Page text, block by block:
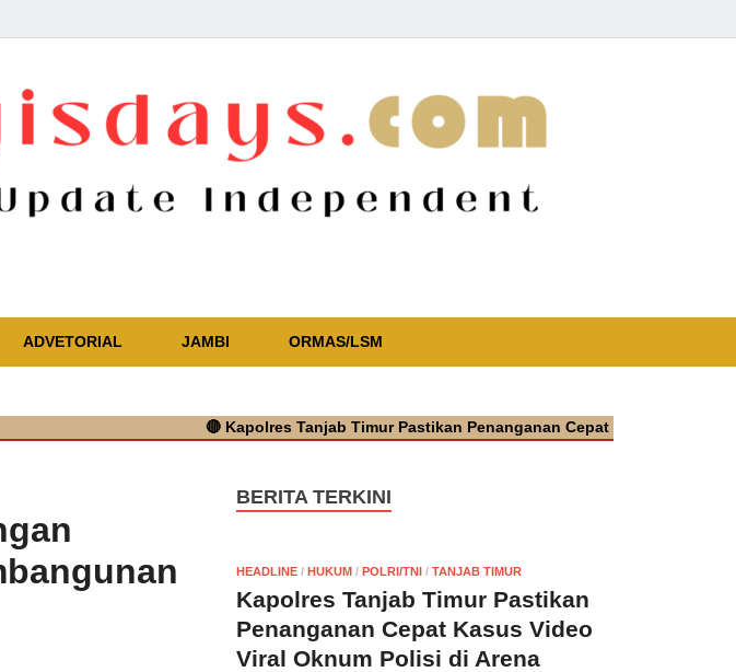
Akurat Update Independent
ADVETORIAL JAMBI ORMAS/LSM
Kapolres Tanjab Timur Pastikan Penanganan Cepat Kasus Video Viral
BERITA TERKINI
HEADLINE /HUKUM /POLRI/TNI /TANJAB TIMUR
Kapolres Tanjab Timur Pastikan
Penanganan Cepat Kasus Video
Viral Oknum Polisi di Arena